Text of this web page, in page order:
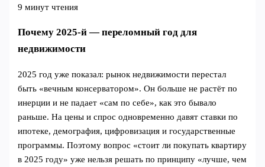
9 минут чтения
Почему 2025‑й — переломный год для
недвижимости
2025 год уже показал: рынок недвижимости перестал
быть «вечным консерватором». Он больше не растёт по
инерции и не падает «сам по себе», как это бывало
раньше. На цены и спрос одновременно давят ставки по
ипотеке, демография, цифровизация и государственные
программы. Поэтому вопрос «стоит ли покупать квартиру
в 2025 году» уже нельзя решать по принципу «лучше, чем